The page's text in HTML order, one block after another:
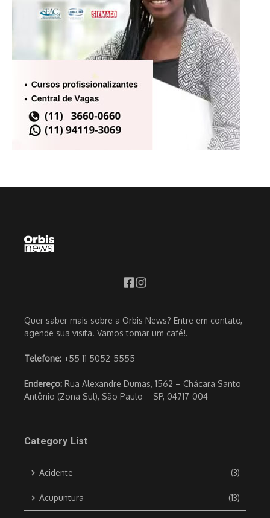
Quer saber mais sobre a Orbis News? Entre em contato,
agende sua visita. Vamos tomar um café!.
Telefone: +55 11 5052-5555
Endereço: Rua Alexandre Dumas, 1562 – Chácara Santo
Antônio (Zona Sul), São Paulo – SP, 04717-004
Category List
Acidente (3)
Acupuntura (13)